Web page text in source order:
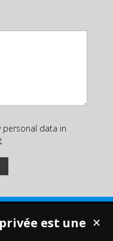
personal data in
✕
est une